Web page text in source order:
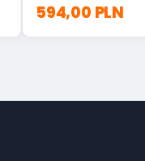
594,00 PLN